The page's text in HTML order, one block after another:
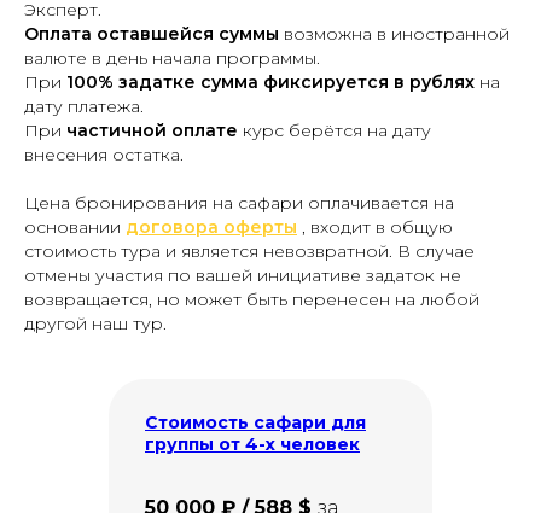
Эксперт.
Оплата оставшейся суммы возможна в иностранной
валюте в день начала программы.
При 100% задатке сумма фиксируется в рублях на
дату платежа.
При частичной оплате курс берётся на дату
внесения остатка.
Цена бронирования на сафари оплачивается на
основании договора оферты , входит в общую
стоимость тура и является невозвратной. В случае
отмены участия по вашей инициативе задаток не
возвращается, но может быть перенесен на любой
другой наш тур.
Стоимость сафари для
группы от 4-х человек
50 000 ₽ / 588 $ за